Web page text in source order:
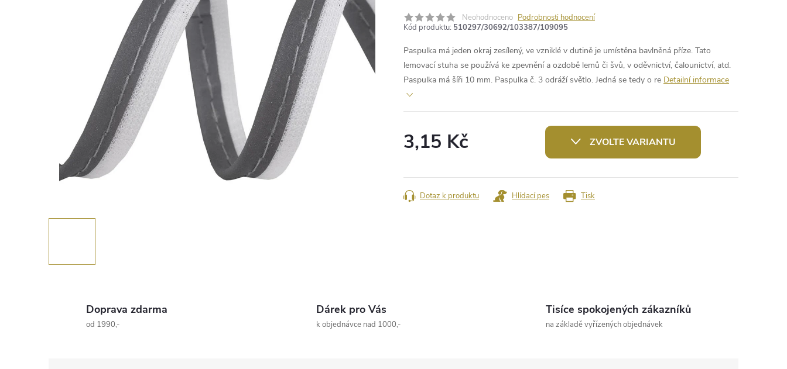
Neohodnoceno Podrobnosti hodnocení
Kód produktu: 510297/30692/103387/109095
Paspulka má jeden okraj zesílený, ve vzniklé v dutině je umístěna bavlněná příze. Tato
lemovací stuha se používá ke zpevnění a ozdobě lemů či švů, v oděvnictví, čalounictví, atd.
Paspulka má šíři 10 mm. Paspulka č. 3 odráží světlo. Jedná se tedy o re Detailní informace
3,15 Kč ZVOLTE VARIANTU
Tisk
Dotaz k produktu Hlídací pes
Doprava zdarma
od 1990,-
Dárek pro Vás
k objednávce nad 1000,-
Tisíce spokojených zákazníků
na základě vyřízených objednávek